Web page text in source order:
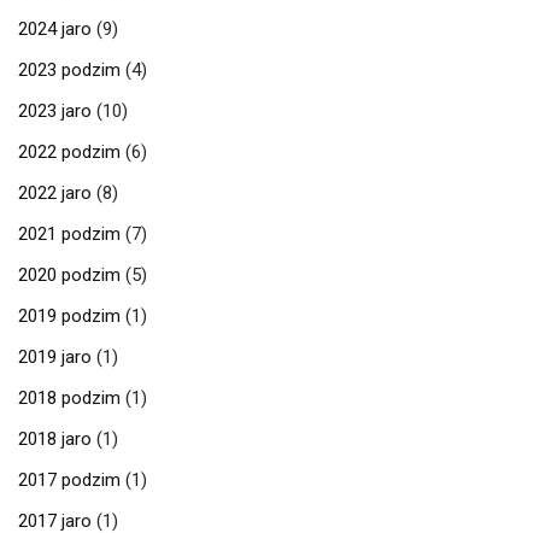
2024 jaro (9)
2023 podzim (4)
2023 jaro (10)
2022 podzim (6)
2022 jaro (8)
2021 podzim (7)
2020 podzim (5)
2019 podzim (1)
2019 jaro (1)
2018 podzim (1)
2018 jaro (1)
2017 podzim (1)
2017 jaro (1)